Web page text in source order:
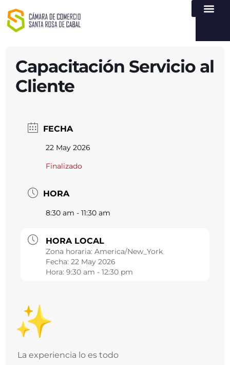
Capacitación Servicio al
Cliente
FECHA
22 May 2026
Finalizado
HORA
8:30 am - 11:30 am
HORA LOCAL
Zona horaria: America/New_York
Fecha: 22 May 2026
Hora: 9:30 am - 12:30 pm
La experiencia lo es todo